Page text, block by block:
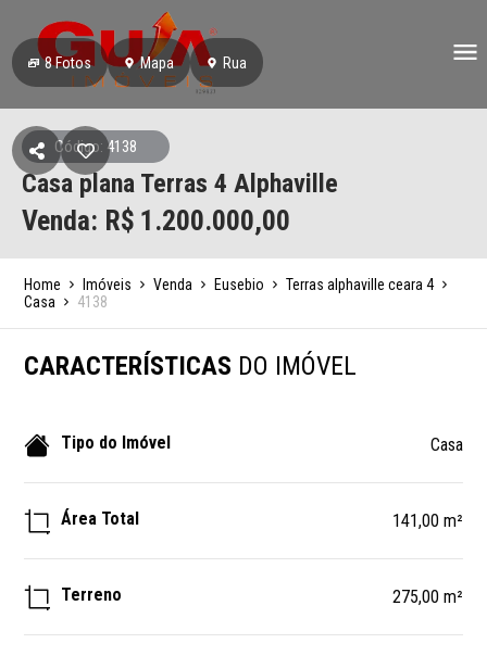
8Fotos Mapa Rua
Código: 4138
Casa plana Terras 4 Alphaville
Venda: R$ 1.200.000,00
Home Imóveis Venda Eusebio
Terras alphaville ceara 4
Casa
4138
CARACTERÍSTICAS DO IMÓVEL
Tipo do Imóvel Casa
Área Total 141,00 m²
Terreno 275,00 m²